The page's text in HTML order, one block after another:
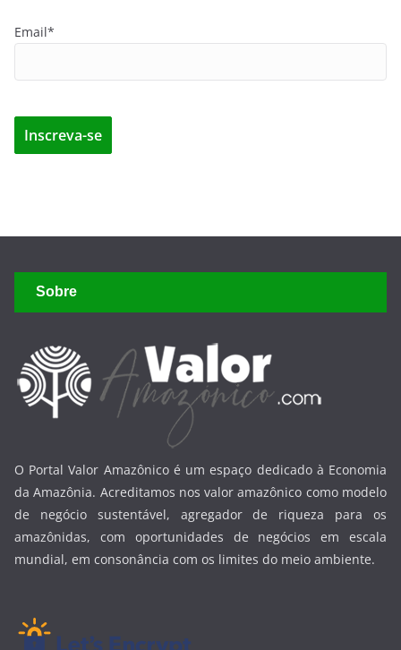
Email*
Sobre
O Portal Valor Amazônico é um espaço dedicado à Economia
da Amazônia. Acreditamos nos valor amazônico como modelo
de negócio sustentável, agregador de riqueza para os
amazônidas, com oportunidades de negócios em escala
mundial, em consonância com os limites do meio ambiente.